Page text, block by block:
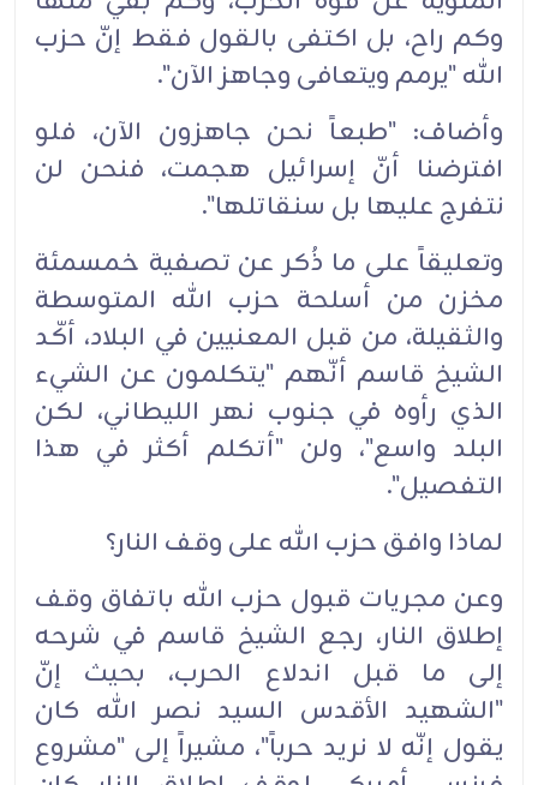
وكم راح، بل اكتفى بالقول فقط إنّ حزب
الله "يرمم ويتعافى وجاهز الآن".
وأضاف: "طبعاً نحن جاهزون الآن، فلو
افترضنا أنّ إسرائيل هجمت، فنحن لن
نتفرج عليها بل سنقاتلها".
وتعليقاً على ما ذُكر عن تصفية خمسمئة
مخزن من أسلحة حزب الله المتوسطة
والثقيلة، من قبل المعنيين في البلاد، أكّد
الشيخ قاسم أنّهم "يتكلمون عن الشيء
الذي رأوه في جنوب نهر الليطاني، لكن
البلد واسع"، ولن "أتكلم أكثر في هذا
التفصيل".
لماذا وافق حزب الله على وقف النار؟
وعن مجريات قبول حزب الله باتفاق وقف
إطلاق النار، رجع الشيخ قاسم في شرحه
إلى ما قبل اندلاع الحرب، بحيث إنّ
"الشهيد الأقدس السيد نصر الله كان
يقول إنّه لا نريد حرباً"، مشيراً إلى "مشروع